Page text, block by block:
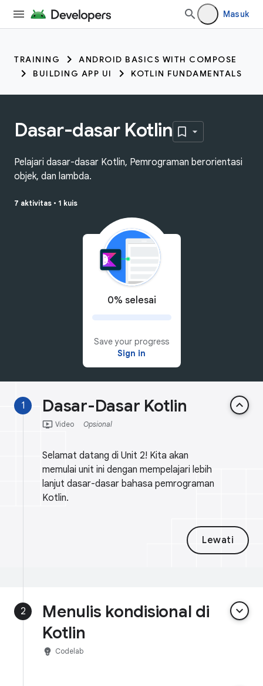
Masuk
TRAINING
ANDROID BASICS WITH COMPOSE
BUILDING APP UI
KOTLIN FUNDAMENTALS
Dasar-dasar Kotlin
Pelajari dasar-dasar Kotlin, Pemrograman berorientasi
objek, dan lambda.
7 aktivitas • 1 kuis
0% selesai
Save your progress
Sign in
1 Dasar-Dasar Kotlin keyboard_arrow_up
ondemand_video Video Opsional
Selamat datang di Unit 2! Kita akan
memulai unit ini dengan mempelajari lebih
lanjut dasar-dasar bahasa pemrograman
Kotlin.
Lewati
2
Menulis kondisional di
Kotlin
keyboard_arrow_down
emoji_objects Codelab